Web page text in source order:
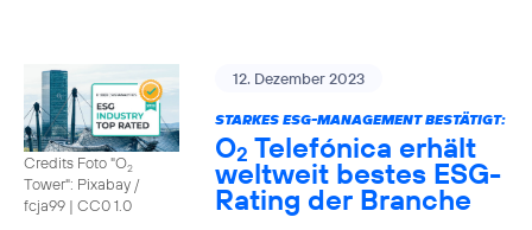
Credits Foto "O2
Tower": Pixabay /
fcja99 | CC0 1.0
12. Dezember 2023
STARKES ESG-MANAGEMENT BESTÄTIGT:
O2 Telefónica erhält
weltweit bestes ESG-
Rating der Branche